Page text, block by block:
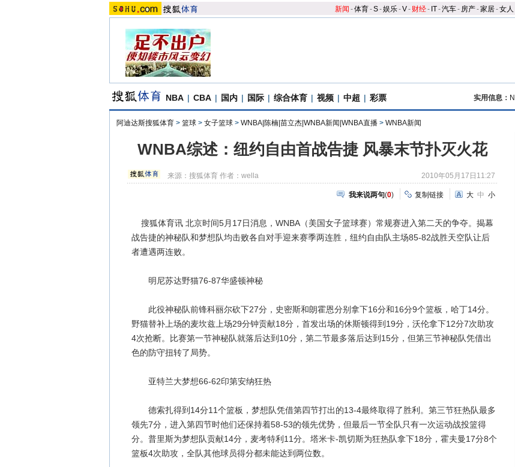
新闻 -体育-S-娱乐-V- 财经- IT-汽车- 房产-家居-女人
NBA | CBA | 国内 | 国际 | 综合体育 | 视频 | 中超 | 彩票 实用信息：
阿迪达斯搜狐体育 > 篮球 > 女子篮球 > WNBA|陈楠|苗立杰|WNBA新闻|WNBA直播 > WNBA新闻
WNBA综述：纽约自由首战告捷 风暴末节扑灭火花
来源：搜狐体育 作者：wella 2010年05月17日11:27
我来说两句(0) 复制链接 大 中 小
搜狐体育讯 北京时间5月17日消息，WNBA（美国女子篮球赛）常规赛进入第二天的争夺。揭幕
战告捷的神秘队和梦想队均击败各自对手迎来赛季两连胜，纽约自由队主场85-82战胜天空队让后
者遭遇两连败。
明尼苏达野猫76-87华盛顿神秘
此役神秘队前锋科丽尔砍下27分，史密斯和朗霍恩分别拿下16分和16分9个篮板，哈丁14分。
野猫替补上场的麦坎兹上场29分钟贡献18分，首发出场的休斯顿得到19分，沃伦拿下12分7次助攻
4次抢断。比赛第一节神秘队就落后达到10分，第二节最多落后达到15分，但第三节神秘队凭借出
色的防守扭转了局势。
亚特兰大梦想66-62印第安纳狂热
德索扎得到14分11个篮板，梦想队凭借第四节打出的13-4最终取得了胜利。第三节狂热队最多
领先7分，进入第四节时他们还保持着58-53的领先优势，但最后一节全队只有一次运动战投篮得
分。普里斯为梦想队贡献14分，麦考特利11分。塔米卡-凯切斯为狂热队拿下18分，霍夫曼17分8个
篮板4次助攻，全队其他球员得分都未能达到两位数。